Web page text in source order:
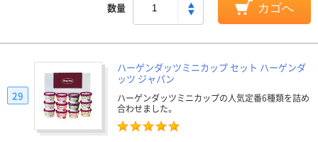
数量 カゴへ
ハーゲンダッツミニカップ セット ハーゲンダ
ッツ ジャパン
ハーゲンダッツミニカップの人気定番6種類を詰め
合わせました。
29